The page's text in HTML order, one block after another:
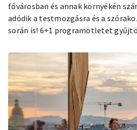
fővárosban és annak környékén
adódik a testmozgásra és a
során is! 6+1 programötletet